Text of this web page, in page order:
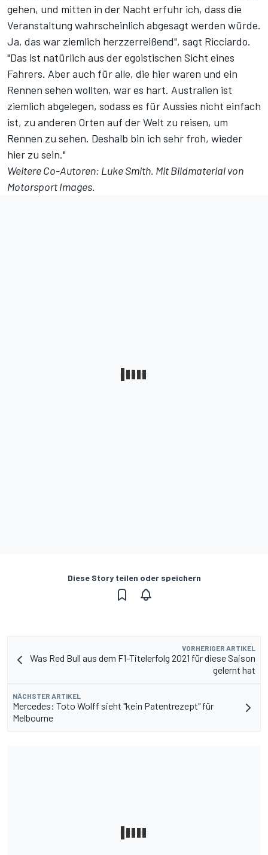
gehen, und mitten in der Nacht erfuhr ich, dass die
Veranstaltung wahrscheinlich abgesagt werden würde.
Ja, das war ziemlich herzzerreißend", sagt Ricciardo.
"Das ist natürlich aus der egoistischen Sicht eines
Fahrers. Aber auch für alle, die hier waren und ein
Rennen sehen wollten, war es hart. Australien ist
ziemlich abgelegen, sodass es für Aussies nicht einfach
ist, zu anderen Orten auf der Welt zu reisen, um
Rennen zu sehen. Deshalb bin ich sehr froh, wieder
hier zu sein."
Weitere Co-Autoren: Luke Smith. Mit Bildmaterial von
Motorsport Images.
Diese Story teilen oder speichern
VORHERIGER ARTIKEL
Was Red Bull aus dem F1-Titelerfolg 2021 für diese Saison
gelernt hat
NÄCHSTER ARTIKEL
Mercedes: Toto Wolff sieht "kein Patentrezept" für
Melbourne